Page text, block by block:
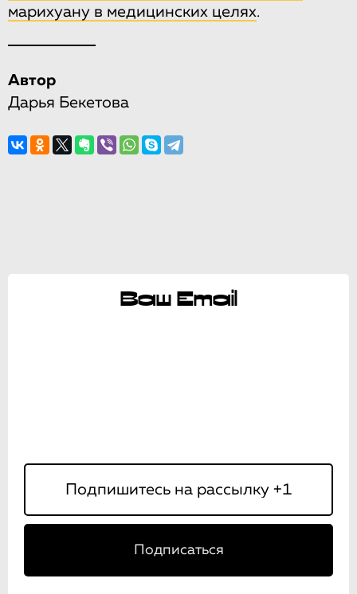
марихуану в медицинских целях.
Автор
Дарья Бекетова
Ваш Email
Подписаться